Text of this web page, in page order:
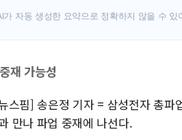
가 자동 생성한 요약으로 정확하지 않을 수 있
재 가능성
스핌] 송은정 기자 = 삼성전자 총파
만나 파업 중재에 나선다.